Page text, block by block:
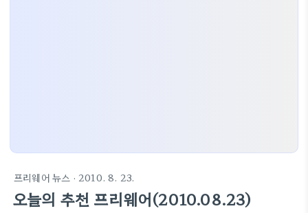
프리웨어 뉴스 · 2010. 8. 23.
오늘의 추천 프리웨어(2010.08.23)